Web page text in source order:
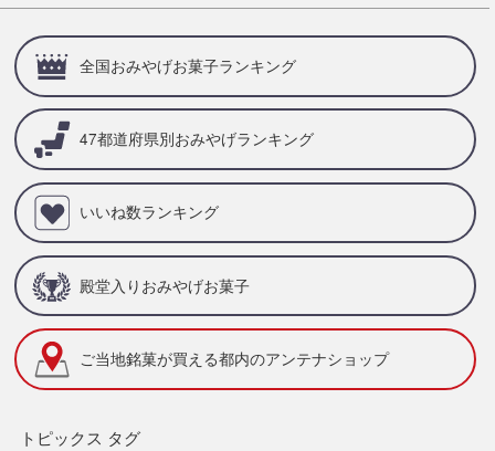
全国おみやげお菓子ランキング
47都道府県別おみやげランキング
いいね数ランキング
殿堂入りおみやげお菓子
ご当地銘菓が買える都内のアンテナショップ
トピックス タグ